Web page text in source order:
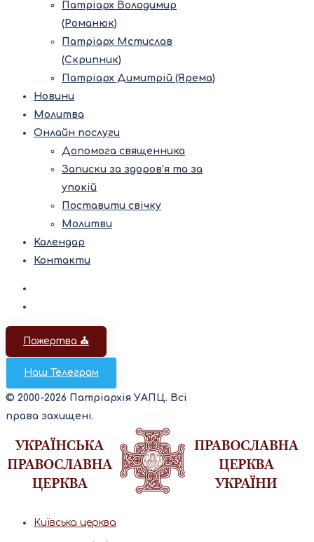
Патріарх Володимир
(Романюк)
Патріарх Мстислав
(Скрипник)
Патріарх Димитрій (Ярема)
Новини
Молитва
Онлайн послуги
Допомога священника
Записки за здоров’я та за
упокій
Поставити свічку
Молитви
Календар
Контакти
Пожертва ⛪️
Наш Телеграм
© 2000-2026 Патріархія УАПЦ. Всі
права захищені.
Київська церква